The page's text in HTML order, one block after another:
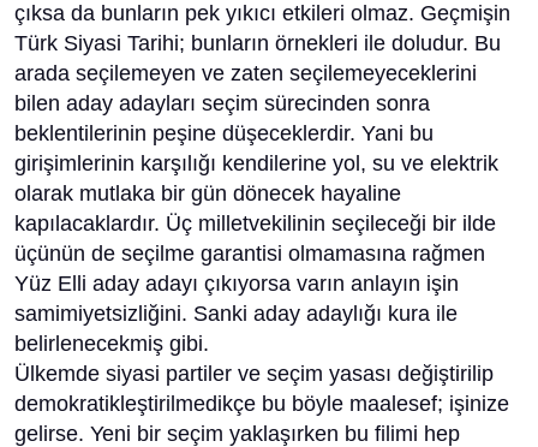
çıksa da bunların pek yıkıcı etkileri olmaz. Geçmişin
Türk Siyasi Tarihi; bunların örnekleri ile doludur. Bu
arada seçilemeyen ve zaten seçilemeyeceklerini
bilen aday adayları seçim sürecinden sonra
beklentilerinin peşine düşeceklerdir. Yani bu
girişimlerinin karşılığı kendilerine yol, su ve elektrik
olarak mutlaka bir gün dönecek hayaline
kapılacaklardır. Üç milletvekilinin seçileceği bir ilde
üçünün de seçilme garantisi olmamasına rağmen
Yüz Elli aday adayı çıkıyorsa varın anlayın işin
samimiyetsizliğini. Sanki aday adaylığı kura ile
belirlenecekmiş gibi.
Ülkemde siyasi partiler ve seçim yasası değiştirilip
demokratikleştirilmedikçe bu böyle maalesef; işinize
gelirse. Yeni bir seçim yaklaşırken bu filimi hep